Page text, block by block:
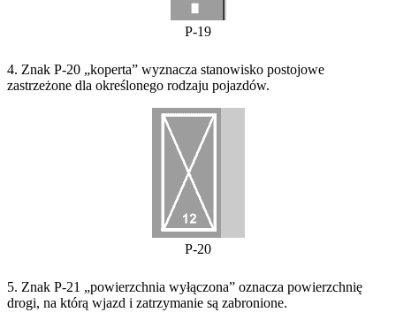
P-19
4. Znak P-20 „koperta” wyznacza stanowisko postojowe
zastrzeżone dla określonego rodzaju pojazdów.
P-20
5. Znak P-21 „powierzchnia wyłączona” oznacza powierzchnię
drogi, na którą wjazd i zatrzymanie są zabronione.